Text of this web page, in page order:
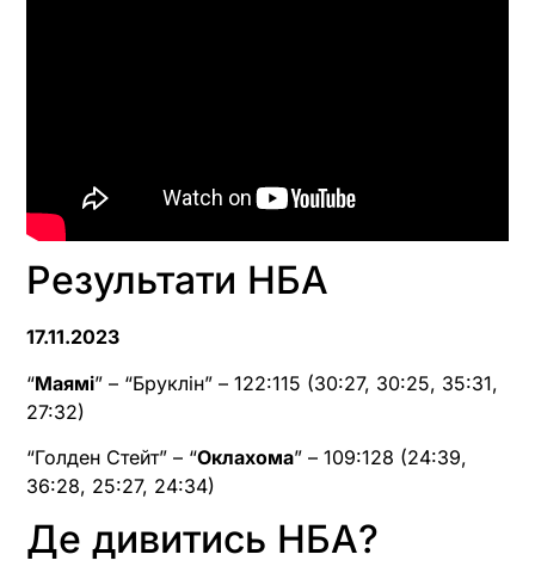
Результати НБА
17.11.2023
“Маямі” – “Бруклін” – 122:115 (30:27, 30:25, 35:31,
27:32)
“Голден Стейт” – “Оклахома” – 109:128 (24:39,
36:28, 25:27, 24:34)
Де дивитись НБА?